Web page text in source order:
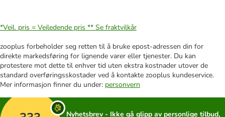
*Veil. pris = Veiledende pris ** Se fraktvilkår
zooplus forbeholder seg retten til å bruke epost-adressen din for
direkte markedsføring for lignende varer eller tjenester. Du kan
protestere mot dette til enhver tid uten ekstra kostnader utover de
standard overføringsskostader ved å kontakte zooplus kundeservice.
Mer informasjon finner du under: personvern
Nyhetsbrev - Ikke gå glipp av personlige tilbud,